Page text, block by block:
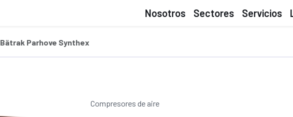
Nosotros Sectores Servicios
Bätrak Parhove Synthex
Compresores de aire